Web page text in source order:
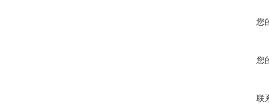
您
您
联